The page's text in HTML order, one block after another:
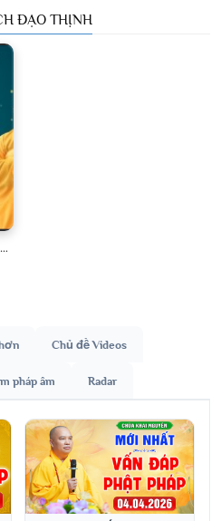
ĐẠO THỊNH
Trích Đoạn Vấn Đáp Phật Pháp 2026
Chủ đề Videos
pháp âm Radar